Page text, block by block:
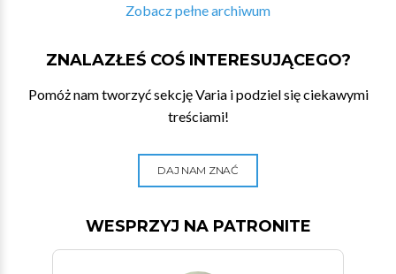
Zobacz pełne archiwum
ZNALAZŁEŚ COŚ INTERESUJĄCEGO?
Pomóż nam tworzyć sekcję Varia i podziel się ciekawymi
treściami!
DAJ NAM ZNAĆ
WESPRZYJ NA PATRONITE